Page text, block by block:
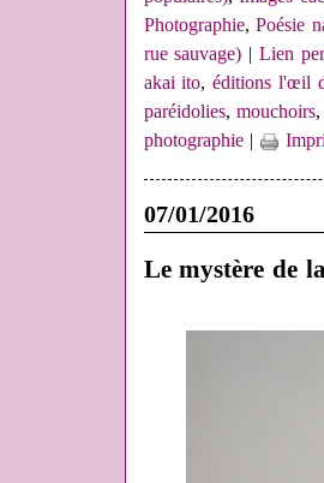
Photographie,Poésie
rue sauvage) |Lien
akai ito,éditions l'œil
paréidolies,mouchoirs
photographie|
07/01/2016
Le mystère de